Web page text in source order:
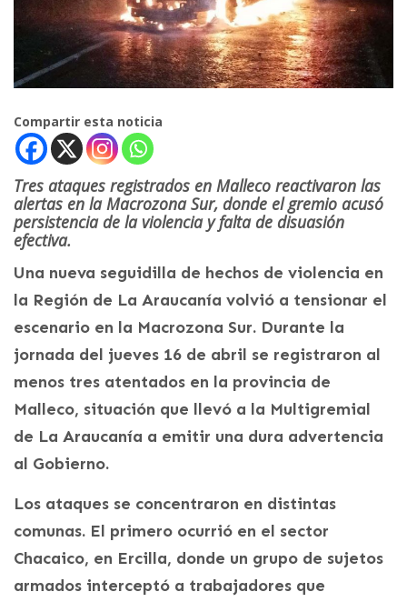
Compartir esta noticia
Tres ataques registrados en Malleco reactivaron las
alertas en la Macrozona Sur, donde el gremio acusó
persistencia de la violencia y falta de disuasión
efectiva.
Una nueva seguidilla de hechos de violencia en
la Región de La Araucanía volvió a tensionar el
escenario en la Macrozona Sur. Durante la
jornada del jueves 16 de abril se registraron al
menos tres atentados en la provincia de
Malleco, situación que llevó a la Multigremial
de La Araucanía a emitir una dura advertencia
al Gobierno.
Los ataques se concentraron en distintas
comunas. El primero ocurrió en el sector
Chacaico, en Ercilla, donde un grupo de sujetos
armados interceptó a trabajadores que